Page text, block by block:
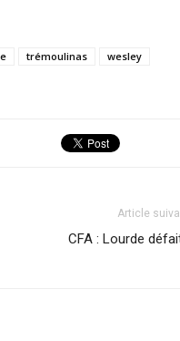
trémoulinas
wesley
Article
CFA : Lourde